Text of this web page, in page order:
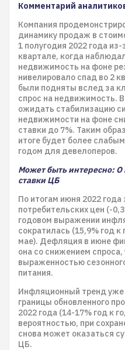
Комментарий
Компания
динамику продаж в
1 полугодия 2022 года из-
квартале, когда
недвижимость на фоне
нивелировало спад во 2
были подняты вслед за
спрос на недвижимость.
ожидать стабилизацию
недвижимости на фоне
ставки до 7%. Таким
итоге будет более
годом для девелоперов.
Может быть интересно: О
ставки ЦБ
По итогам июня 2022
потребительских цен (-
годовом выражении
сократилась (15,9% год к
мае). Дефляция в июне
она со снижением
выраженностью
питания.
Инфляционный тренд уже
границы обновленного
2022 года (14-17% год к
вероятностью, при
снова может оказаться
ЦБ.